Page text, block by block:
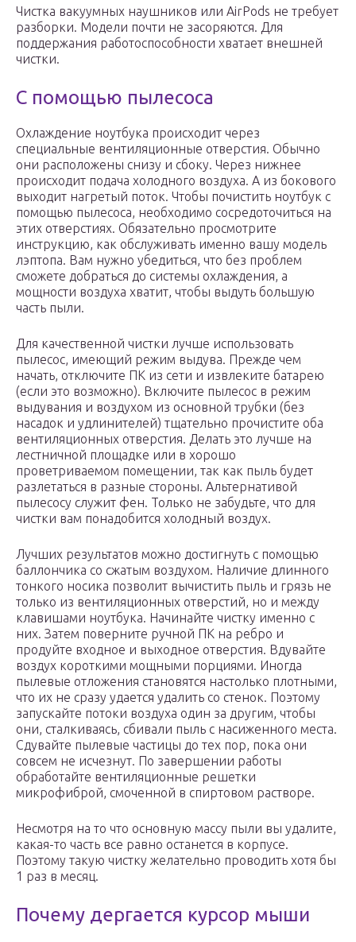
Чистка вакуумных наушников или AirPods не требует
разборки. Модели почти не засоряются. Для
поддержания работоспособности хватает внешней
чистки.
С помощью пылесоса
Охлаждение ноутбука происходит через
специальные вентиляционные отверстия. Обычно
они расположены снизу и сбоку. Через нижнее
происходит подача холодного воздуха. А из бокового
выходит нагретый поток. Чтобы почистить ноутбук с
помощью пылесоса, необходимо сосредоточиться на
этих отверстиях. Обязательно просмотрите
инструкцию, как обслуживать именно вашу модель
лэптопа. Вам нужно убедиться, что без проблем
сможете добраться до системы охлаждения, а
мощности воздуха хватит, чтобы выдуть большую
часть пыли.
Для качественной чистки лучше использовать
пылесос, имеющий режим выдува. Прежде чем
начать, отключите ПК из сети и извлеките батарею
(если это возможно). Включите пылесос в режим
выдувания и воздухом из основной трубки (без
насадок и удлинителей) тщательно прочистите оба
вентиляционных отверстия. Делать это лучше на
лестничной площадке или в хорошо
проветриваемом помещении, так как пыль будет
разлетаться в разные стороны. Альтернативой
пылесосу служит фен. Только не забудьте, что для
чистки вам понадобится холодный воздух.
Лучших результатов можно достигнуть с помощью
баллончика со сжатым воздухом. Наличие длинного
тонкого носика позволит вычистить пыль и грязь не
только из вентиляционных отверстий, но и между
клавишами ноутбука. Начинайте чистку именно с
них. Затем поверните ручной ПК на ребро и
продуйте входное и выходное отверстия. Вдувайте
воздух короткими мощными порциями. Иногда
пылевые отложения становятся настолько плотными,
что их не сразу удается удалить со стенок. Поэтому
запускайте потоки воздуха один за другим, чтобы
они, сталкиваясь, сбивали пыль с насиженного места.
Сдувайте пылевые частицы до тех пор, пока они
совсем не исчезнут. По завершении работы
обработайте вентиляционные решетки
микрофиброй, смоченной в спиртовом растворе.
Несмотря на то что основную массу пыли вы удалите,
какая-то часть все равно останется в корпусе.
Поэтому такую чистку желательно проводить хотя бы
1 раз в месяц.
Почему дергается курсор мыши